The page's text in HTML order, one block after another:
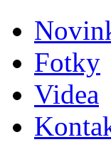
Fotky
Videa